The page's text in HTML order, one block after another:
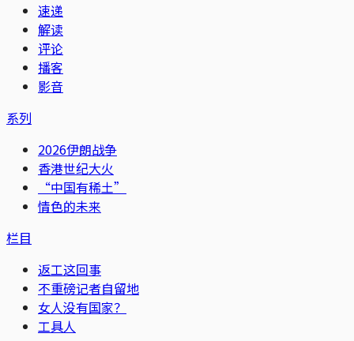
速递
解读
评论
播客
影音
系列
2026伊朗战争
香港世纪大火
“中国有稀土”
情色的未来
栏目
返工这回事
不重磅记者自留地
女人没有国家？
工具人